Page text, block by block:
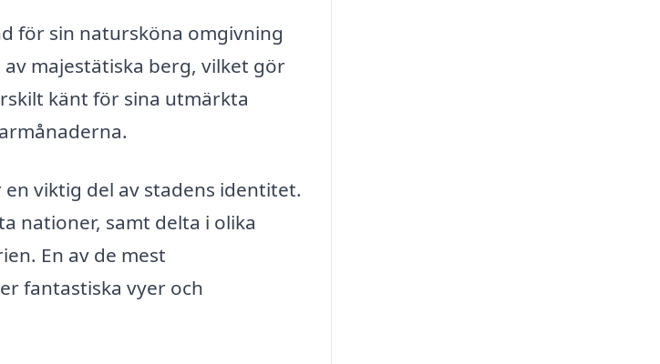
för sin natursköna omgivning
majestätiska berg, vilket gör
känt för sina utmärkta
viktig del av stadens identitet.
nationer, samt delta i olika
En av de mest
fantastiska vyer och